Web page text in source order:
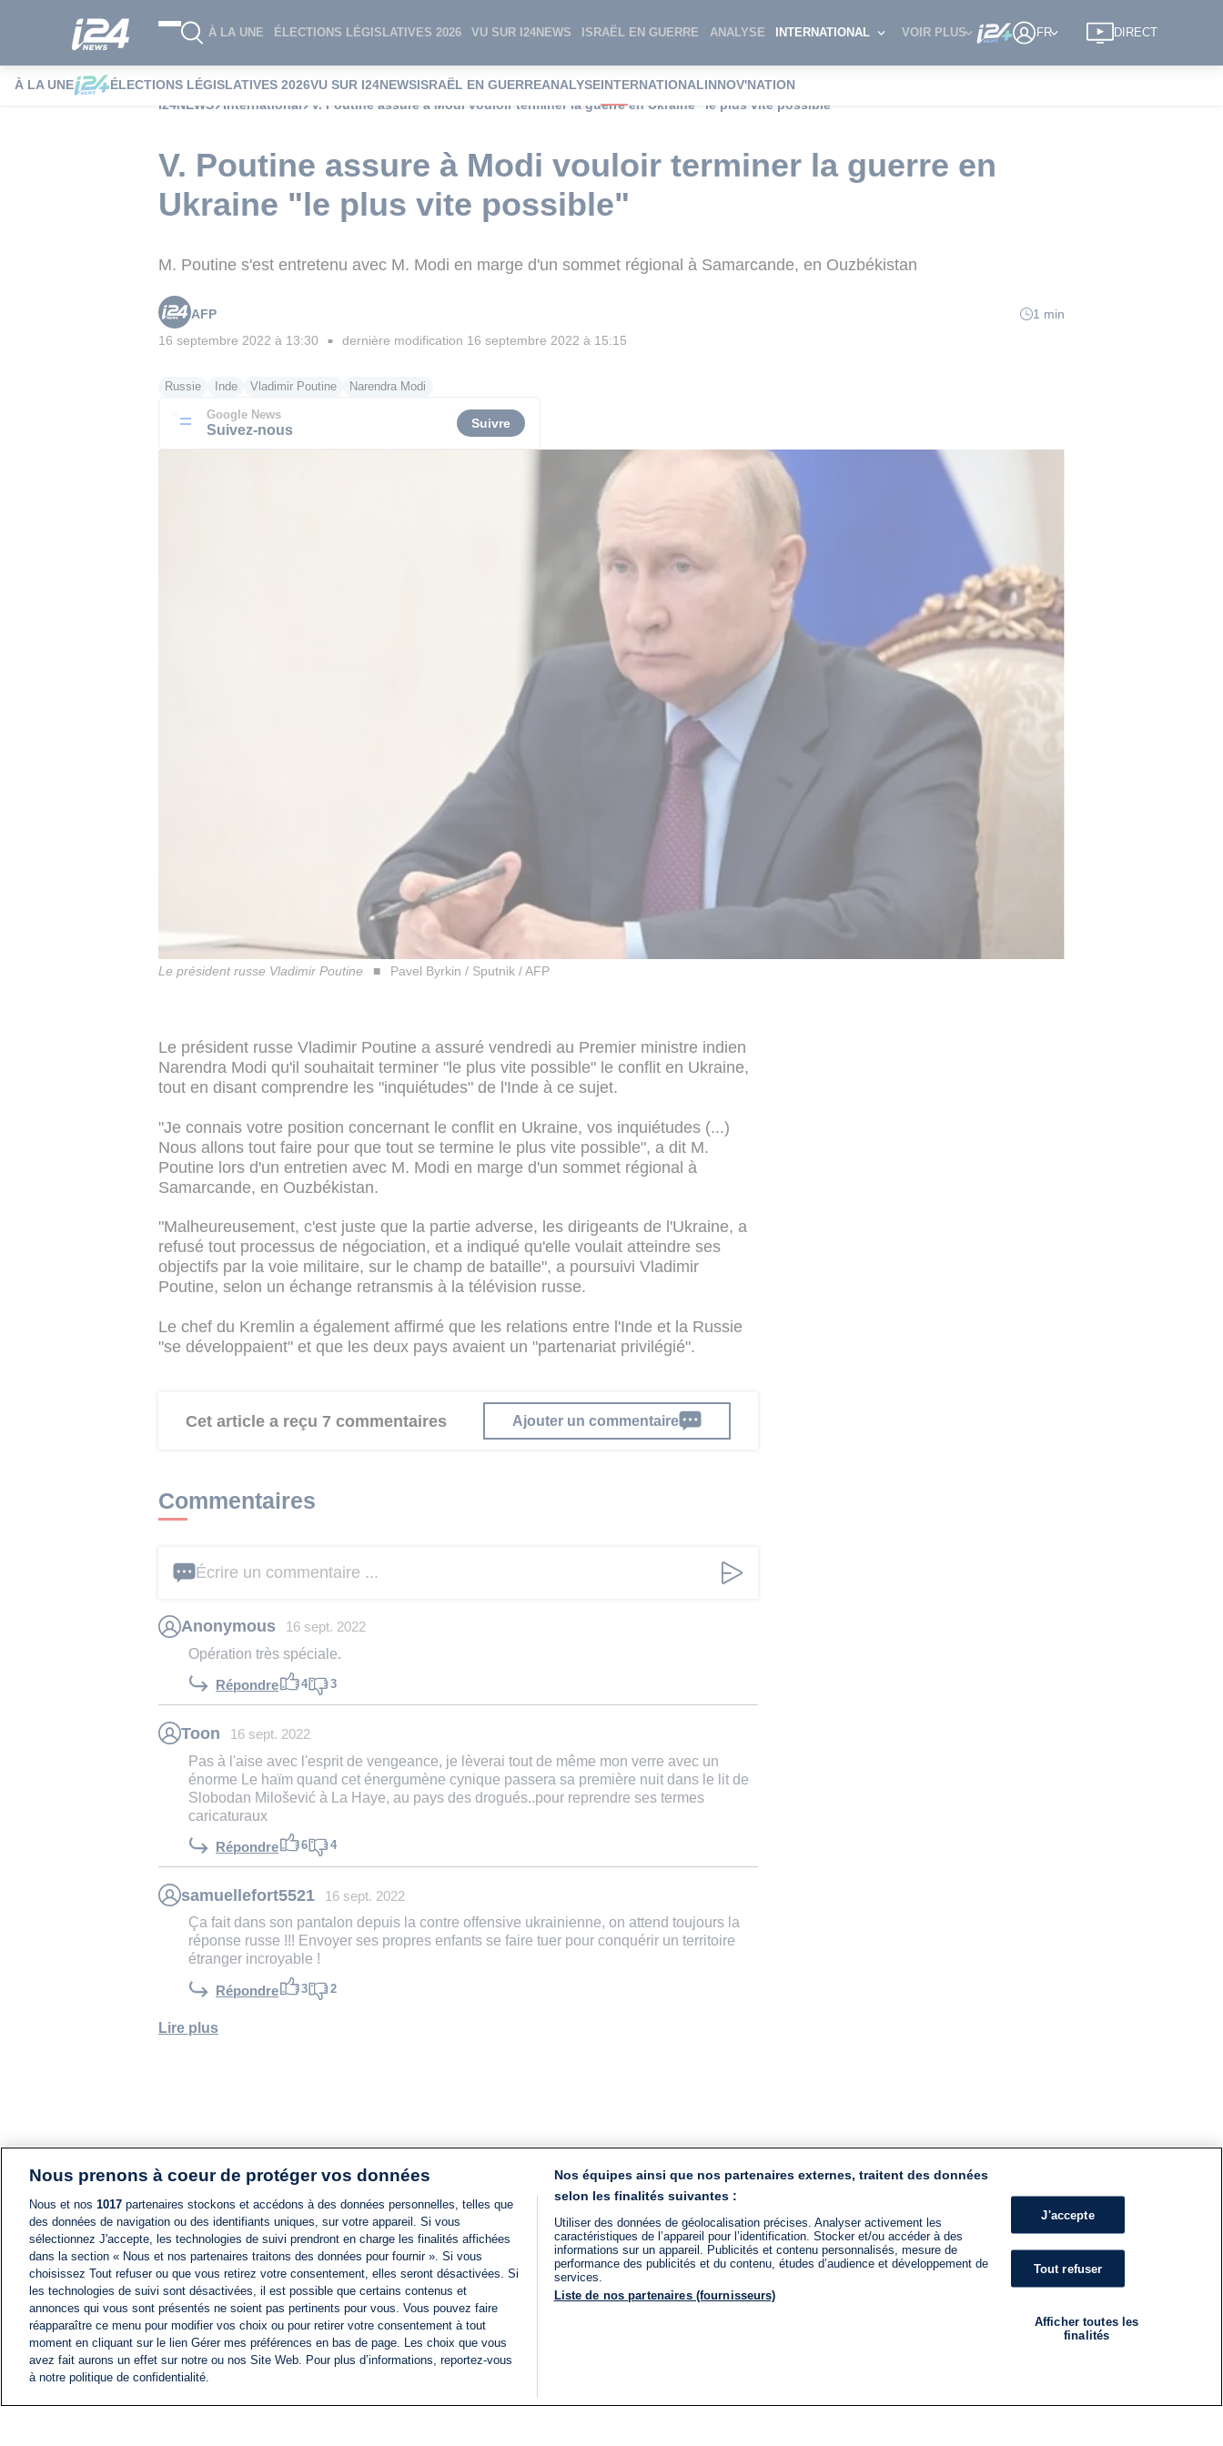
À LA UNE ÉLECTIONS LÉGISLATIVES 2026 VU SUR I24NEWS ISRAËL EN GUERRE ANALYSE INTERNATIONAL VOIR PLUS FR DIRECT
À LA UNE ÉLECTIONS LÉGISLATIVES 2026VU SUR I24NEWSISRAËL EN GUERREANALYSEINTERNATIONALINNOV'NATION
i24NEWS
International V. Poutine assure à Modi vouloir terminer la guerre en Ukraine "le plus vite possible"
V. Poutine assure à Modi vouloir terminer la guerre en
Ukraine "le plus vite possible"
M. Poutine s'est entretenu avec M. Modi en marge d'un sommet régional à Samarcande, en Ouzbékistan
AFP
1 min
16 septembre 2022 à 13:30 ■ dernière modification 16 septembre 2022 à 15:15
Russie Inde Vladimir Poutine Narendra Modi
Google News
Suivez-nous Suivre
Le président russe Vladimir Poutine Pavel Byrkin / Sputnik / AFP
Le président russe Vladimir Poutine a assuré vendredi au Premier ministre indien
Narendra Modi qu'il souhaitait terminer "le plus vite possible" le conflit en Ukraine,
tout en disant comprendre les "inquiétudes" de l'Inde à ce sujet.
"Je connais votre position concernant le conflit en Ukraine, vos inquiétudes (...)
Nous allons tout faire pour que tout se termine le plus vite possible", a dit M.
Poutine lors d'un entretien avec M. Modi en marge d'un sommet régional à
Samarcande, en Ouzbékistan.
"Malheureusement, c'est juste que la partie adverse, les dirigeants de l'Ukraine, a
refusé tout processus de négociation, et a indiqué qu'elle voulait atteindre ses
objectifs par la voie militaire, sur le champ de bataille", a poursuivi Vladimir
Poutine, selon un échange retransmis à la télévision russe.
Le chef du Kremlin a également affirmé que les relations entre l'Inde et la Russie
"se développaient" et que les deux pays avaient un "partenariat privilégié".
Cet article a reçu 7 commentaires Ajouter un commentaire
Commentaires
Écrire un commentaire ...
Anonymous 16 sept. 2022
Opération très spéciale.
Répondre 4 3
Toon 16 sept. 2022
Pas à l'aise avec l'esprit de vengeance, je lèverai tout de même mon verre avec un
énorme Le haïm quand cet énergumène cynique passera sa première nuit dans le lit de
Slobodan Milošević à La Haye, au pays des drogués..pour reprendre ses termes
caricaturaux
Répondre 6 4
samuellefort5521 16 sept. 2022
Ça fait dans son pantalon depuis la contre offensive ukrainienne, on attend toujours la
réponse russe !!! Envoyer ses propres enfants se faire tuer pour conquérir un territoire
étranger incroyable !
Répondre 3 2
Lire plus
Nous prenons à coeur de protéger vos données
Nous et nos 1017 partenaires stockons et accédons à des données personnelles, telles que
des données de navigation ou des identifiants uniques, sur votre appareil. Si vous
sélectionnez J'accepte, les technologies de suivi prendront en charge les finalités affichées
dans la section « Nous et nos partenaires traitons des données pour fournir ». Si vous
choisissez Tout refuser ou que vous retirez votre consentement, elles seront désactivées. Si
les technologies de suivi sont désactivées, il est possible que certains contenus et
annonces qui vous sont présentés ne soient pas pertinents pour vous. Vous pouvez faire
réapparaître ce menu pour modifier vos choix ou pour retirer votre consentement à tout
moment en cliquant sur le lien Gérer mes préférences en bas de page. Les choix que vous
avez fait aurons un effet sur notre ou nos Site Web. Pour plus d’informations, reportez-vous
à notre politique de confidentialité.
Nos équipes ainsi que nos partenaires externes, traitent des données
selon les finalités suivantes :
Utiliser des données de géolocalisation précises. Analyser activement les
caractéristiques de l’appareil pour l’identification. Stocker et/ou accéder à des
informations sur un appareil. Publicités et contenu personnalisés, mesure de
performance des publicités et du contenu, études d’audience et développement de
services.
Liste de nos partenaires (fournisseurs)
J'accepte
Tout refuser
Afficher toutes les
finalités